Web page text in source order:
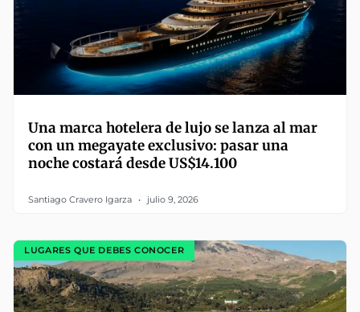
Una marca hotelera de lujo se lanza al mar
con un megayate exclusivo: pasar una
noche costará desde US$14.100
Santiago Cravero Igarza julio 9, 2026
LUGARES QUE DEBES CONOCER